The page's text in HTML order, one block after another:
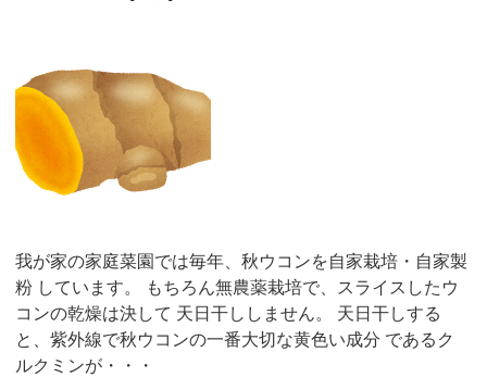
我が家の家庭菜園では毎年、秋ウコンを自家栽培・自家製
粉 しています。 もちろん無農薬栽培で、スライスしたウ
コンの乾燥は決して 天日干ししません。 天日干しする
と、紫外線で秋ウコンの一番大切な黄色い成分 であるク
ルクミンが・・・